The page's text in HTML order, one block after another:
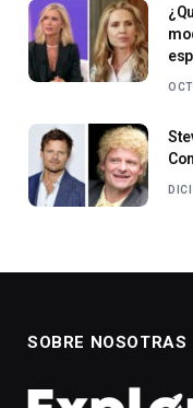
SOBRE NOSOTRAS